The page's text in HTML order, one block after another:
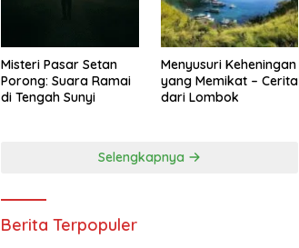
Misteri Pasar Setan
Porong: Suara Ramai
di Tengah Sunyi
Menyusuri Keheningan
yang Memikat – Cerita
dari Lombok
Selengkapnya
Berita Terpopuler